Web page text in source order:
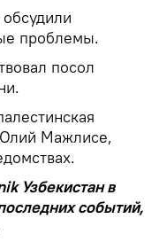
проблемы.
посол
Олий Мажлисе,
Узбекистан в
событий,